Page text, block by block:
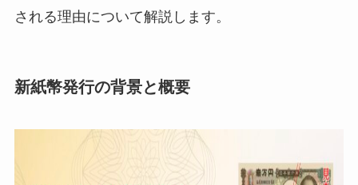
される理由について解説します。
新紙幣発行の背景と概要